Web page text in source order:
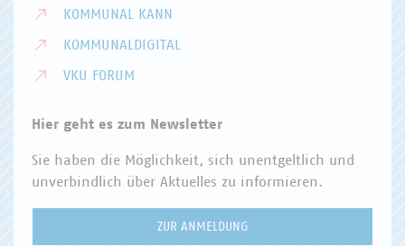
KOMMUNAL KANN
KOMMUNALDIGITAL
VKU FORUM
Hier geht es zum Newsletter
Sie haben die Möglichkeit, sich unentgeltlich und
unverbindlich über Aktuelles zu informieren.
ZUR ANMELDUNG